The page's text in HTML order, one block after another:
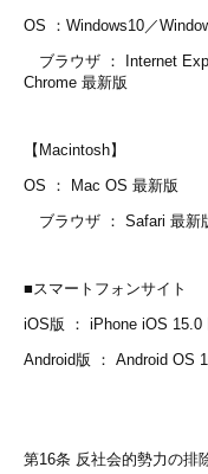
OS ：Windows10／
ブラウザ ： Internet
Chrome 最新版
【Macintosh】
OS ： Mac OS 最新版
ブラウザ ： Safari 最新
■スマートフォンサイト
iOS版 ： iPhone iOS 15.0
Android版 ： Android OS
第16条 反社会的勢力の排